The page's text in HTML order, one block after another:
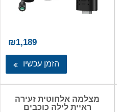
₪1,189
הזמן עכשיו
מצלמה אלחוטית זעירה
ראיית לילה כוכבים